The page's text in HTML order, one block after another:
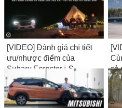
[VIDEO] Đánh giá chi tiết
ưu/nhược điểm của
Subaru Forester i-S
Eyesight 2023
cả